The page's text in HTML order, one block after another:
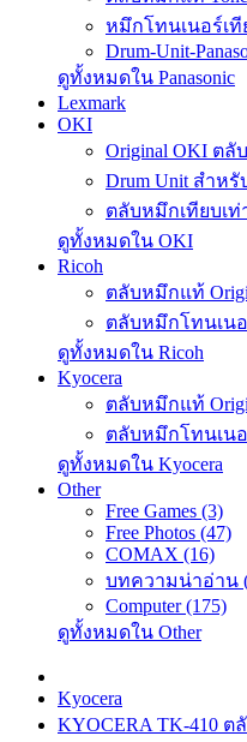
หมึกโทนเนอร์เทีย
Drum-Unit-
ดูทั้งหมดใน Panasonic
Lexmark
OKI
Original OKI ต
Drum Unit สำหรั
ตลับหมึกเทียบเท่
ดูทั้งหมดใน OKI
Ricoh
ตลับหมึกแท้
ตลับหมึกโทนเนอ
ดูทั้งหมดใน Ricoh
Kyocera
ตลับหมึกแท้
ตลับหมึกโทนเนอ
ดูทั้งหมดใน Kyocera
Other
Free Games (3)
Free Photos (47)
COMAX (16)
บทความน่าอ่าน
Computer (175)
ดูทั้งหมดใน Other
Kyocera
KYOCERA TK-410